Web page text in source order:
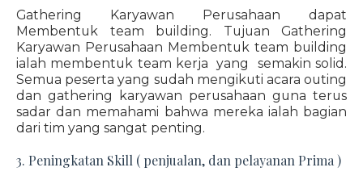
Gathering Karyawan Perusahaan dapat
Membentuk team building. Tujuan Gathering
Karyawan Perusahaan Membentuk team building
ialah membentuk team kerja yang semakin solid.
Semua peserta yang sudah mengikuti acara outing
dan gathering karyawan perusahaan guna terus
sadar dan memahami bahwa mereka ialah bagian
dari tim yang sangat penting.
3. Peningkatan Skill ( penjualan, dan pelayanan Prima )